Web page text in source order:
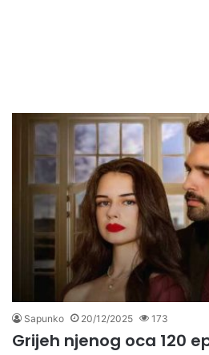
Sapunko 20/12/2025 173
Grijeh njenog oca 120